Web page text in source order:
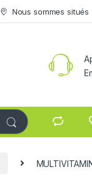
Nous sommes situés